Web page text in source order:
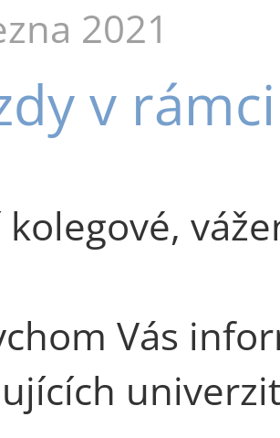
2021
v
kolegové,
Vás